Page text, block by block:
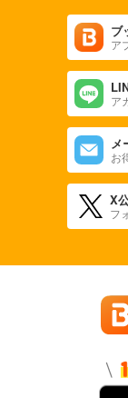
ブ
ア
ア
メ
お
X
フ